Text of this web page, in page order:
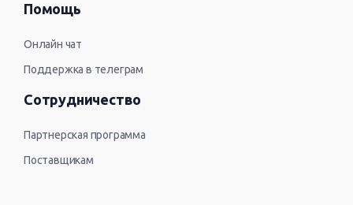
Помощь
Онлайн чат
Поддержка в телеграм
Сотрудничество
Партнерская программа
Поставщикам